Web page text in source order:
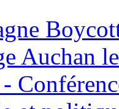
Auchan